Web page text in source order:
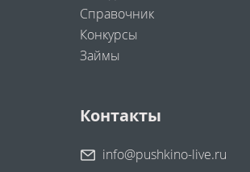
Справочник
Конкурсы
Займы
Контакты
info@pushkino-live.ru